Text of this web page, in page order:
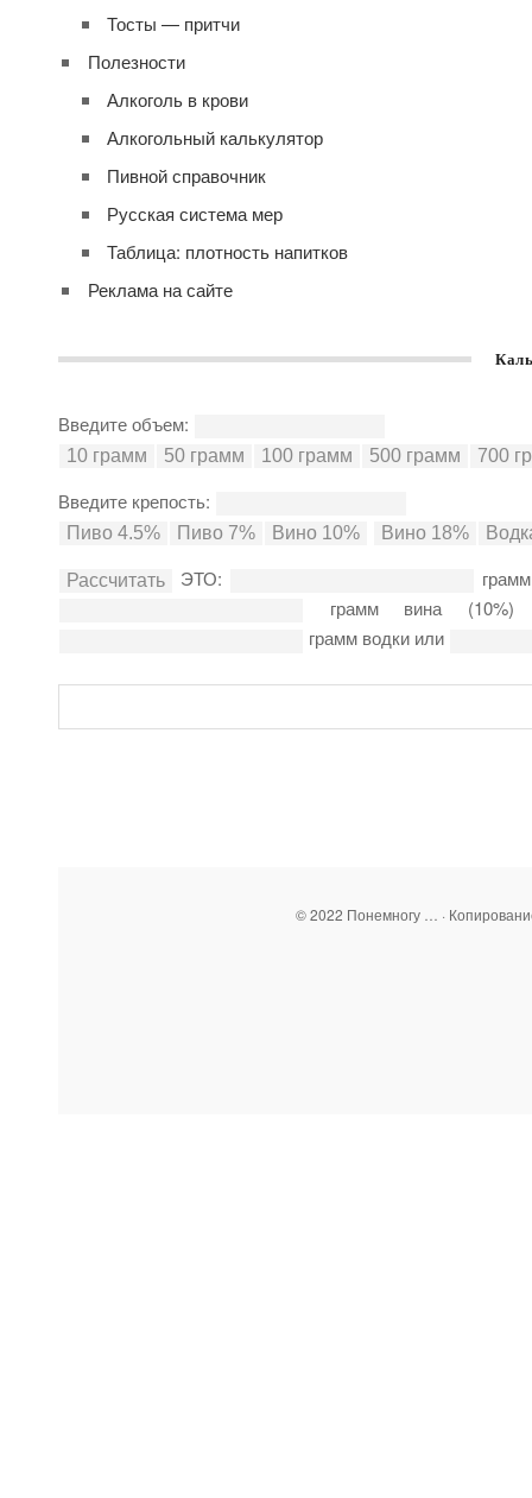
Тосты — притчи
Полезности
Алкоголь в крови
Алкогольный калькулятор
Пивной справочник
Русская система мер
Таблица: плотность напитков
Реклама на сайте
Введите объем:
Введите крепость:
ЭТО:
грамм вина
грамм водки или
© 2022 Понемногу … ·